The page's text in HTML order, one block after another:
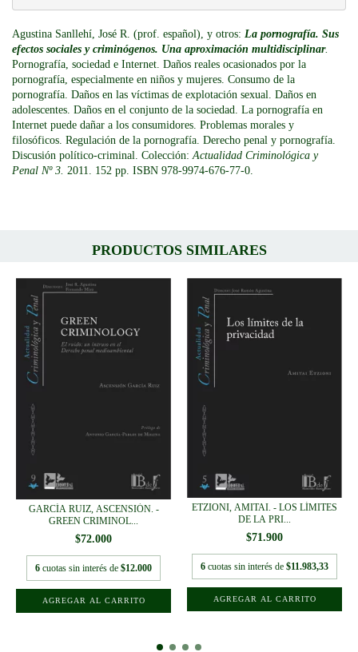
Agustina Sanllehí, José R. (prof. español), y otros: La pornografía. Sus
efectos sociales y criminógenos. Una aproximación multidisciplinar.
Pornografía, sociedad e Internet. Daños reales ocasionados por la
pornografía, especialmente en niños y mujeres. Consumo de la
pornografía. Daños en las víctimas de explotación sexual. Daños en
adolescentes. Daños en el conjunto de la sociedad. La pornografía en
Internet puede dañar a los consumidores. Problemas morales y
filosóficos. Regulación de la pornografía. Derecho penal y pornografía.
Discusión político-criminal. Colección: Actualidad Criminológica y
Penal Nº 3. 2011. 152 pp. ISBN 978-9974-676-77-0.
PRODUCTOS SIMILARES
GARCÍA RUIZ, ASCENSIÓN. -
GREEN CRIMINOL...
$72.000
6 cuotas sin interés de $12.000
ETZIONI, AMITAI. - LOS LÍMITES
DE LA PRI...
$71.900
6 cuotas sin interés de $11.983,33